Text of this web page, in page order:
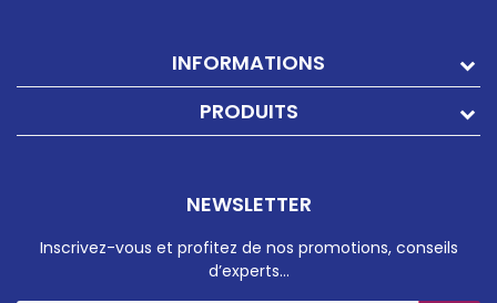
INFORMATIONS
PRODUITS
NEWSLETTER
Inscrivez-vous et profitez de nos promotions, conseils
d’experts…